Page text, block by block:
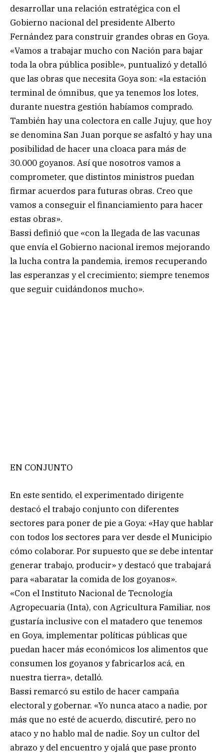
desarrollar una relación estratégica con el
Gobierno nacional del presidente Alberto
Fernández para construir grandes obras en Goya.
«Vamos a trabajar mucho con Nación para bajar
toda la obra pública posible», puntualizó y detalló
que las obras que necesita Goya son: «la estación
terminal de ómnibus, que ya tenemos los lotes,
durante nuestra gestión habíamos comprado.
También hay una colectora en calle Jujuy, que hoy
se denomina San Juan porque se asfaltó y hay una
posibilidad de hacer una cloaca para más de
30.000 goyanos. Así que nosotros vamos a
comprometer, que distintos ministros puedan
firmar acuerdos para futuras obras. Creo que
vamos a conseguir el financiamiento para hacer
estas obras».
Bassi definió que «con la llegada de las vacunas
que envía el Gobierno nacional iremos mejorando
la lucha contra la pandemia, iremos recuperando
las esperanzas y el crecimiento; siempre tenemos
que seguir cuidándonos mucho».
EN CONJUNTO
En este sentido, el experimentado dirigente
destacó el trabajo conjunto con diferentes
sectores para poner de pie a Goya: «Hay que hablar
con todos los sectores para ver desde el Municipio
cómo colaborar. Por supuesto que se debe intentar
generar trabajo, producir» y destacó que trabajará
para «abaratar la comida de los goyanos».
«Con el Instituto Nacional de Tecnología
Agropecuaria (Inta), con Agricultura Familiar, nos
gustaría inclusive con el matadero que tenemos
en Goya, implementar políticas públicas que
puedan hacer más económicos los alimentos que
consumen los goyanos y fabricarlos acá, en
nuestra tierra», detalló.
Bassi remarcó su estilo de hacer campaña
electoral y gobernar. «Yo nunca ataco a nadie, por
más que no esté de acuerdo, discutiré, pero no
ataco y no hablo mal de nadie. Soy un cultor del
abrazo y del encuentro y ojalá que pase pronto